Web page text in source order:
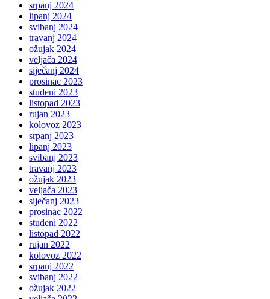
srpanj 2024
lipanj 2024
svibanj 2024
travanj 2024
ožujak 2024
veljača 2024
siječanj 2024
prosinac 2023
studeni 2023
listopad 2023
rujan 2023
kolovoz 2023
srpanj 2023
lipanj 2023
svibanj 2023
travanj 2023
ožujak 2023
veljača 2023
siječanj 2023
prosinac 2022
studeni 2022
listopad 2022
rujan 2022
kolovoz 2022
srpanj 2022
svibanj 2022
ožujak 2022